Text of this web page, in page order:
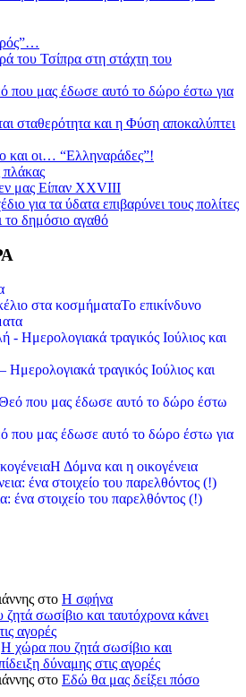
του Τσίπρα στη στάχτη του
που μας έδωσε αυτό το δώρο έστω για
σταθερότητα και η Φύση αποκαλύπτει
και οι… “Ελληναράδες”!
πλάκας
μας Είπαν XXVIII
για τα ύδατα επιβαρύνει τους πολίτες
το δημόσιο αγαθό
Το επικίνδυνο
τραγικός Ιούλιος και
που μας έδωσε αυτό το δώρο έστω για
Η Δόμνα και η οικογένεια
ένα στοιχείο του παρελθόντος (!)
στο Η σφήνα
σωσίβιο και ταυτόχρονα κάνει
αγορές
Η χώρα που ζητά σωσίβιο και
δύναμης στις αγορές
στο Εδώ θα μας δείξει πόσο